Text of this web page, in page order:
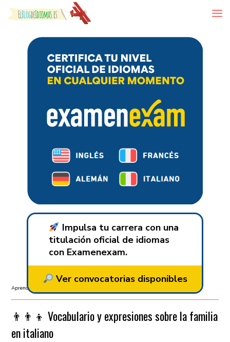
Skip to content
Impulsa tu carrera con una
titulación oficial de idiomas
con Examenexam.
Ver convocatorias disponibles
Aprender italiano
👨‍👨‍👦​ Vocabulario y expresiones sobre la familia
en italiano